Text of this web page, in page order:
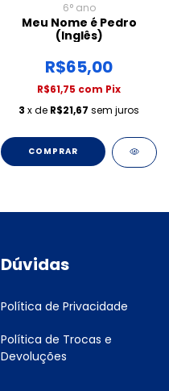
6° ano
Meu Nome é Pedro
(Inglês)
R$65,00
R$61,75 com Pix
3 x de R$21,67 sem juros
COMPRAR
Dúvidas
Política de Privacidade
Política de Trocas e
Devoluções